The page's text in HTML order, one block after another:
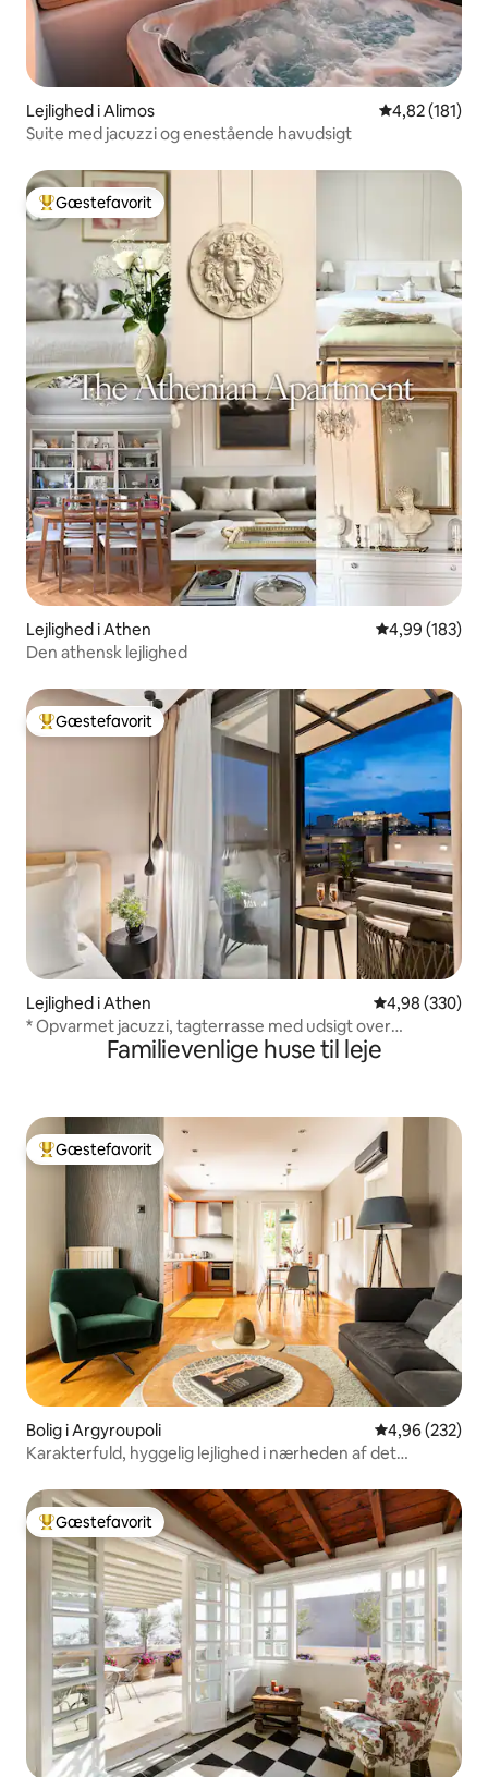
Lejlighed i Alimos 4,82 ud af 5 i
4,82 (181)
Suite med jacuzzi og enestående havudsigt
Bedste gæstefavorit
Gæstefavorit
Lejlighed i Athen 4,99 ud af 5 i
4,99 (183)
Den athensk lejlighed
Bedste gæstefavorit
Gæstefavorit
Lejlighed i Athen 4,98 ud af 5 i
4,98 (330)
* Opvarmet jacuzzi, tagterrasse med udsigt over
Familievenlige huse til leje
Bedste gæstefavorit
Gæstefavorit
Bolig i Argyroupoli 4,96 ud af 5 i
4,96 (232)
Karakterfuld, hyggelig lejlighed i nærheden af det
Bedste gæstefavorit
Gæstefavorit